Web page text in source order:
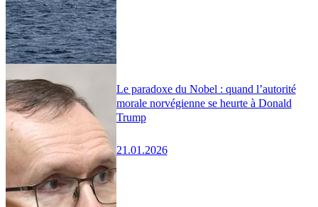
Le paradoxe du Nobel : quand l’autorité
morale norvégienne se heurte à Donald
Trump
21.01.2026